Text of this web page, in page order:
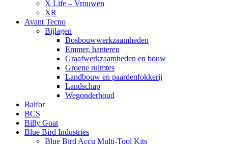
X Life – Vrouwen
XR
Avant Tecno
Bijlagen
Bosbouwwerkzaamheden
Emmer, hanteren
Graafwerkzaamheden en bouw
Groene ruimtes
Landbouw en paardenfokkerij
Landschap
Wegonderhoud
Balfor
BCS
Billy Goat
Blue Bird Industries
Blue Bird Accu Multi-Tool Kits